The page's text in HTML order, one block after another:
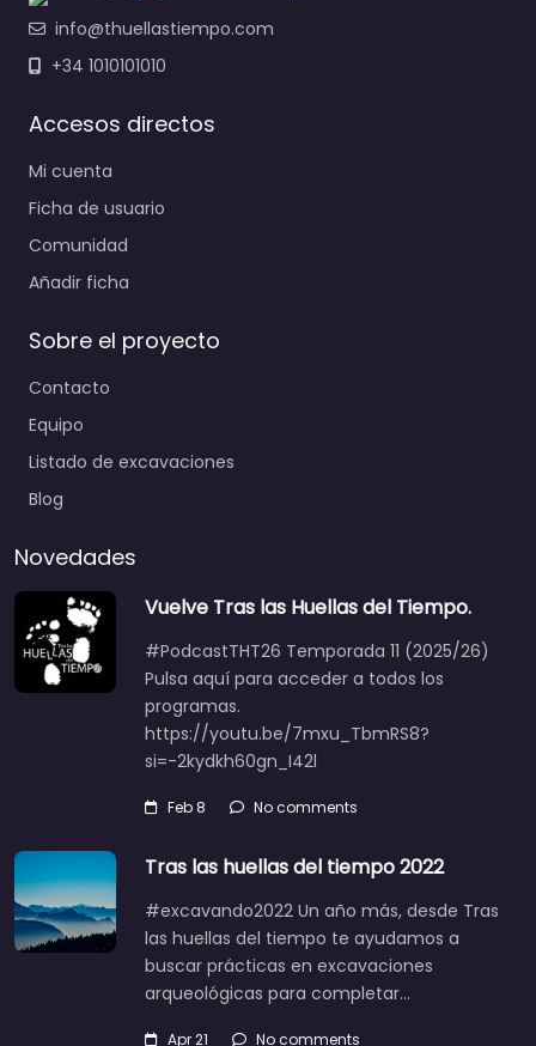
info@thuellastiempo.com
+34 1010101010
Accesos directos
Mi cuenta
Ficha de usuario
Comunidad
Añadir ficha
Sobre el proyecto
Contacto
Equipo
Listado de excavaciones
Blog
Novedades
Vuelve Tras las Huellas del Tiempo.
#PodcastTHT26 Temporada 11 (2025/26)
Pulsa aquí para acceder a todos los
programas.
https://youtu.be/7mxu_TbmRS8?
si=-2kydkh60gn_I42l
Feb 8 No comments
Tras las huellas del tiempo 2022
#excavando2022 Un año más, desde Tras
las huellas del tiempo te ayudamos a
buscar prácticas en excavaciones
arqueológicas para completar…
Apr 21 No comments